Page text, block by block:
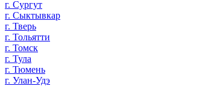
г. Сургут
г. Сыктывкар
г. Тверь
г. Тольятти
г. Томск
г. Тула
г. Тюмень
г. Улан-Удэ